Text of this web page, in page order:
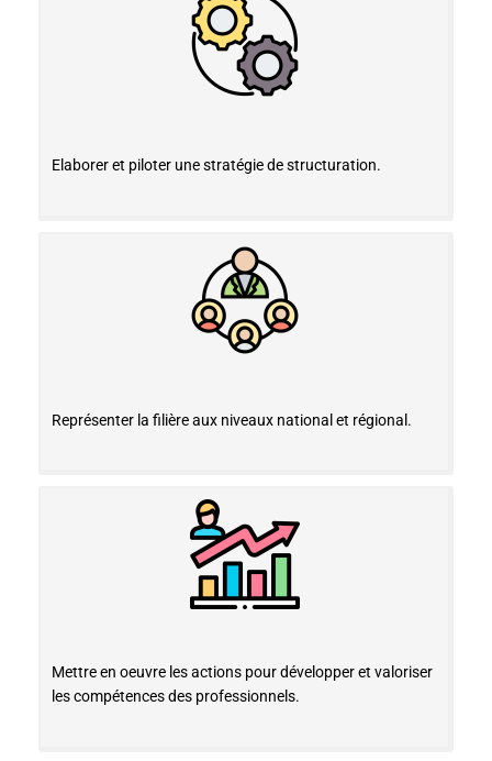
Elaborer et piloter une stratégie de structuration.
Représenter la filière aux niveaux national et régional.
Mettre en oeuvre les actions pour développer et valoriser
les compétences des professionnels.